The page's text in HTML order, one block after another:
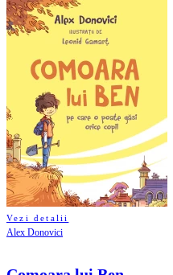
Vezi detalii
Alex Donovici